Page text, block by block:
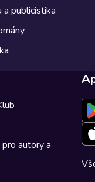
publicistika
autory a